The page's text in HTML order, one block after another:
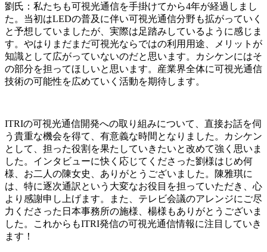
劉氏：私たちも可視光通信を手掛けてから4年が経過しまし
た。当初はLEDの普及に伴い可視光通信分野も拡がっていく
と予想していましたが、実際は足踏みしているように感じま
す。やはりまだまだ可視光ならではの利用用途、メリットが
知識として広がっていないのだと思います。カシケンにはそ
の部分を担ってほしいと思います。産業界全体に可視光通信
技術の可能性を広めていく活動を期待します。
ITRIの可視光通信開発への取り組みについて、直接お話を伺
う貴重な機会を得て、有意義な時間となりました。カシケン
として、担った役割を果たしていきたいと改めて強く思いま
した。インタビューに快く応じてくださった劉様はじめ何
様、お二人の陳女史、ありがとうございました。陳雅琪に
は、特に逐次通訳という大変なお役目を担っていただき、心
より感謝申し上げます。また、テレビ会議のアレンジにご尽
力くださった日本事務所の施様、楊様もありがとうございま
した。これからもITRI発信の可視光通信情報に注目していき
ます！